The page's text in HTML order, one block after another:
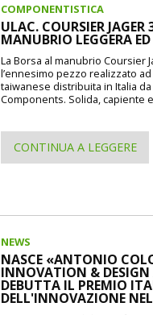
COMPONENTISTICA
ULAC. COURSIER
MANUBRIO LEGGERA
La Borsa al manubrio Coursier
l’ennesimo pezzo realizzato ad
taiwanese distribuita in Italia da
Components. Solida, capiente
CONTINUA A LEGGERE
NEWS
NASCE «ANTONIO
INNOVATION & DESIGN
DEBUTTA IL PREMIO
DELL'INNOVAZIONE